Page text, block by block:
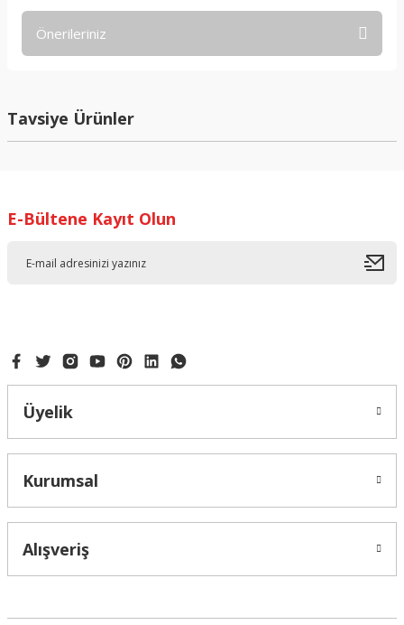
Önerileriniz
kullanarak tarafımıza iletebilirsiniz.
Görüş ve önerileriniz için teşekkür ederiz.
Ürün bilgilerinde hatalar bulunuyor.
Tavsiye Ürünler
168,00 ₺
E-Bültene Kayıt Olun
Üyelik
Kurumsal
Alışveriş